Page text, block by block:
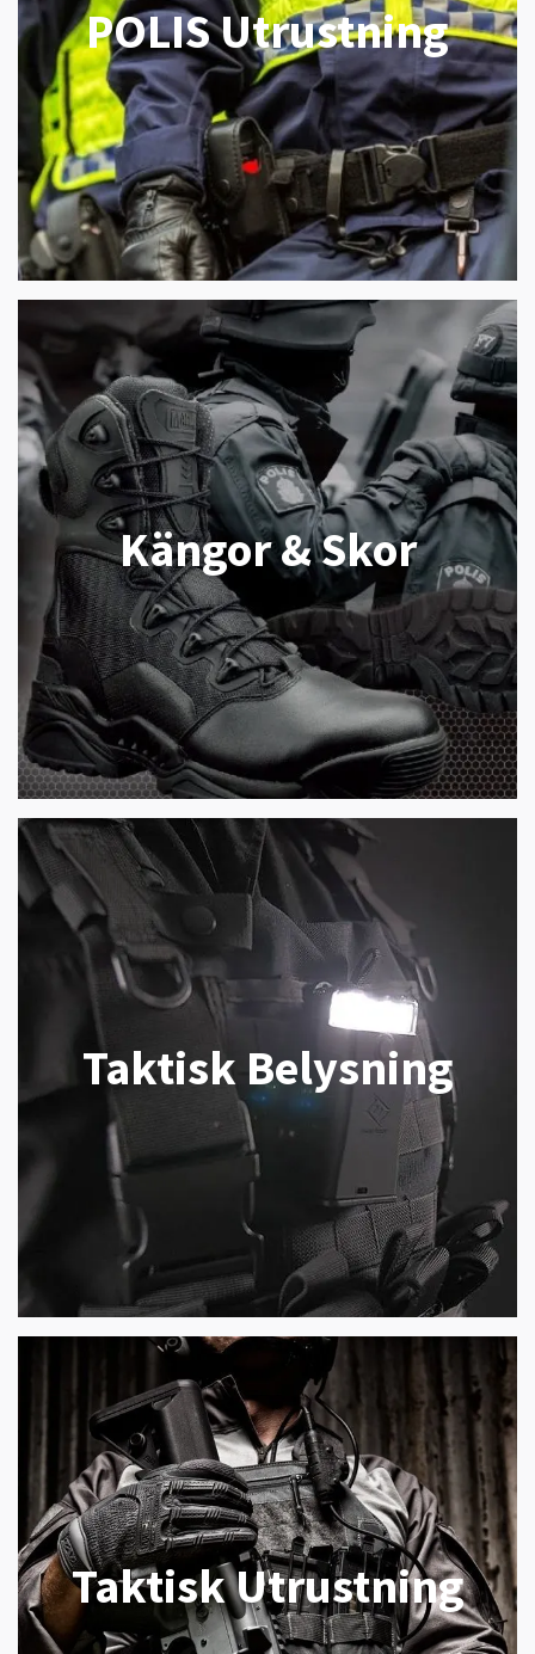
POLIS Utrustning
Kängor & Skor
Taktisk Belysning
Taktisk Utrustning